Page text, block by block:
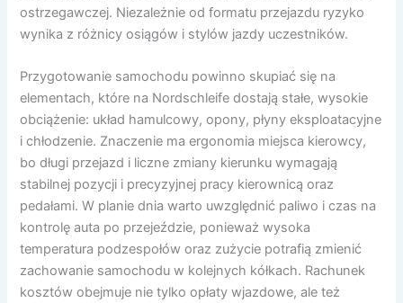
ostrzegawczej. Niezależnie od formatu przejazdu ryzyko
wynika z różnicy osiągów i stylów jazdy uczestników.
Przygotowanie samochodu powinno skupiać się na
elementach, które na Nordschleife dostają stałe, wysokie
obciążenie: układ hamulcowy, opony, płyny eksploatacyjne
i chłodzenie. Znaczenie ma ergonomia miejsca kierowcy,
bo długi przejazd i liczne zmiany kierunku wymagają
stabilnej pozycji i precyzyjnej pracy kierownicą oraz
pedałami. W planie dnia warto uwzględnić paliwo i czas na
kontrolę auta po przejeździe, ponieważ wysoka
temperatura podzespołów oraz zużycie potrafią zmienić
zachowanie samochodu w kolejnych kółkach. Rachunek
kosztów obejmuje nie tylko opłaty wjazdowe, ale też